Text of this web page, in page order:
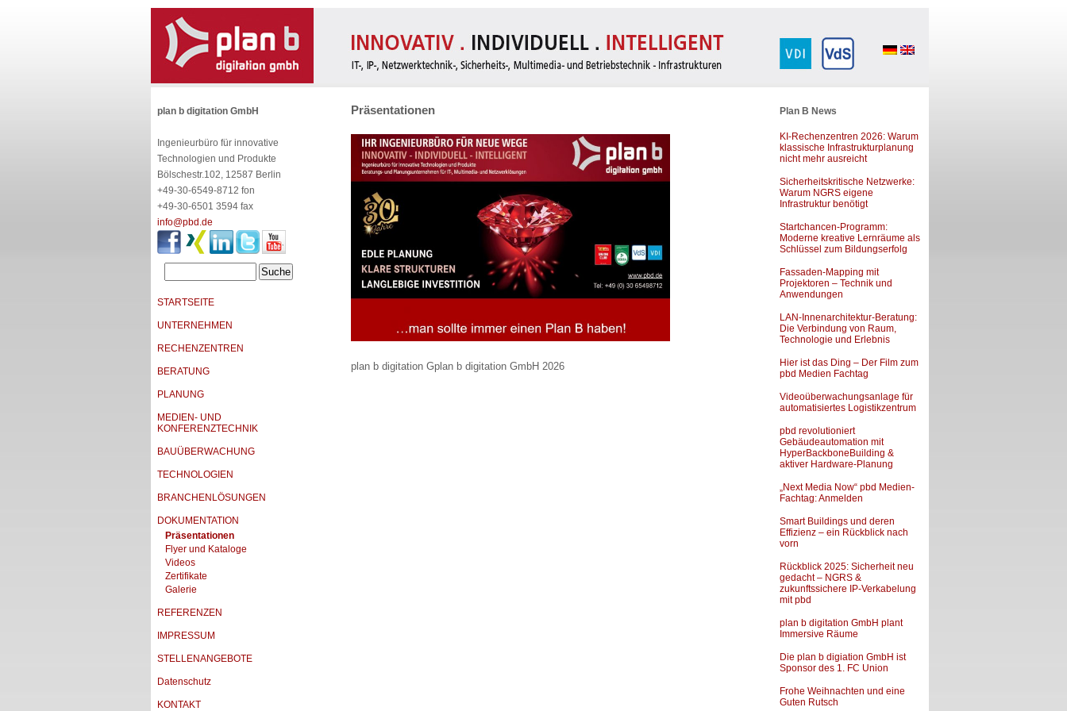
plan b digitation GmbH
Ingenieurbüro für innovative
Technologien und Produkte
Bölschestr.102, 12587 Berlin
+49-30-6549-8712 fon
+49-30-6501 3594 fax
info@pbd.de
STARTSEITE
UNTERNEHMEN
RECHENZENTREN
BERATUNG
PLANUNG
MEDIEN- UND
KONFERENZTECHNIK
BAUÜBERWACHUNG
TECHNOLOGIEN
BRANCHENLÖSUNGEN
DOKUMENTATION
Präsentationen
Flyer und Kataloge
Videos
Zertifikate
Galerie
REFERENZEN
IMPRESSUM
STELLENANGEBOTE
Datenschutz
KONTAKT
Plan B News
KI-Rechenzentren 2026: Warum
klassische Infrastrukturplanung
nicht mehr ausreicht
Sicherheitskritische Netzwerke:
Warum NGRS eigene
Infrastruktur benötigt
Startchancen-Programm:
Moderne kreative Lernräume als
Schlüssel zum Bildungserfolg
Fassaden-Mapping mit
Projektoren – Technik und
Anwendungen
LAN-Innenarchitektur-Beratung:
Die Verbindung von Raum,
Technologie und Erlebnis
Hier ist das Ding – Der Film zum
pbd Medien Fachtag
Videoüberwachungsanlage für
automatisiertes Logistikzentrum
pbd revolutioniert
Gebäudeautomation mit
HyperBackboneBuilding &
aktiver Hardware-Planung
„Next Media Now“ pbd Medien-
Fachtag: Anmelden
Smart Buildings und deren
Effizienz – ein Rückblick nach
vorn
Rückblick 2025: Sicherheit neu
gedacht – NGRS &
zukunftssichere IP-Verkabelung
mit pbd
plan b digitation GmbH plant
Immersive Räume
Die plan b digiation GmbH ist
Sponsor des 1. FC Union
Frohe Weihnachten und eine
Guten Rutsch
Präsentationen
plan b digitation Gplan b digitation GmbH 2026